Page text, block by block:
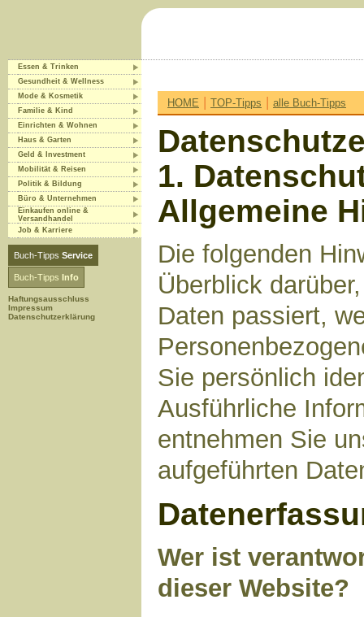
Essen & Trinken
Gesundheit & Wellness
Mode & Kosmetik
Familie & Kind
Einrichten & Wohnen
Haus & Garten
Geld & Investment
Mobilität & Reisen
Politik & Bildung
Büro & Unternehmen
Einkaufen online &
Versandhandel
Job & Karriere
Buch-Tipps Service
Buch-Tipps Info
Haftungsausschluss
Impressum
Datenschutzerklärung
HOME | TOP-Tipps | alle Buch-Tipps
1.
Allgemeine
Die folgenden
Überblick
Daten passiert,
Sie persönlich
Ausführliche
entnehmen Sie
aufgeführten
Wer ist
dieser Website?